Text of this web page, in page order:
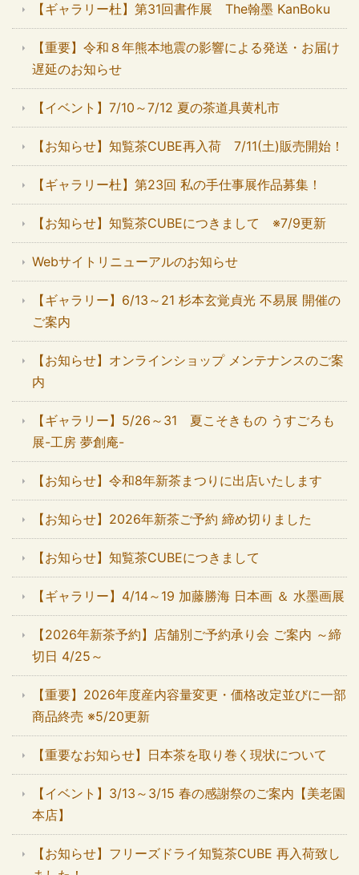
【ギャラリー杜】第31回書作展 The翰墨 KanBoku
【重要】令和８年熊本地震の影響による発送・お届け
遅延のお知らせ
【イベント】7/10～7/12 夏の茶道具黄札市
【お知らせ】知覧茶CUBE再入荷 7/11(土)販売開始！
【ギャラリー杜】第23回 私の手仕事展作品募集！
【お知らせ】知覧茶CUBEにつきまして ※7/9更新
Webサイトリニューアルのお知らせ
【ギャラリー】6/13～21 杉本玄覚貞光 不易展 開催の
ご案内
【お知らせ】オンラインショップ メンテナンスのご案
内
【ギャラリー】5/26～31 夏こそきもの うすごろも
展-工房 夢創庵-
【お知らせ】令和8年新茶まつりに出店いたします
【お知らせ】2026年新茶ご予約 締め切りました
【お知らせ】知覧茶CUBEにつきまして
【ギャラリー】4/14～19 加藤勝海 日本画 ＆ 水墨画展
【2026年新茶予約】店舗別ご予約承り会 ご案内 ～締
切日 4/25～
【重要】2026年度産内容量変更・価格改定並びに一部
商品終売 ※5/20更新
【重要なお知らせ】日本茶を取り巻く現状について
【イベント】3/13～3/15 春の感謝祭のご案内【美老園
本店】
【お知らせ】フリーズドライ知覧茶CUBE 再入荷致し